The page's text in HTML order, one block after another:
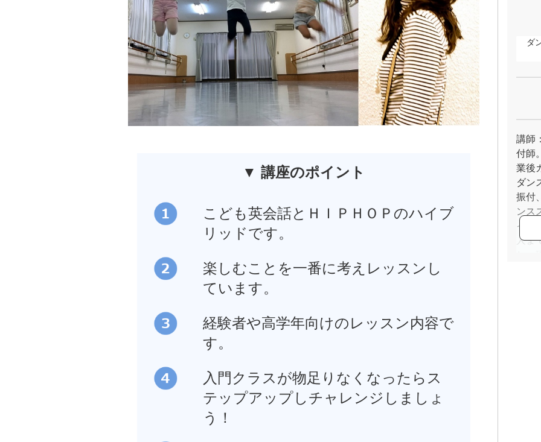
▼ 講座のポイント
こども英会話とＨＩＰＨＯＰのハイブ
リッドです。
楽しむことを一番に考えレッスンし
ています。
経験者や高学年向けのレッスン内容で
す。
入門クラスが物足りなくなったらス
テップアップしチャレンジしましょ
う！
ダ
講師
付師
業後
ダン
振付
ンス
イン
人ま